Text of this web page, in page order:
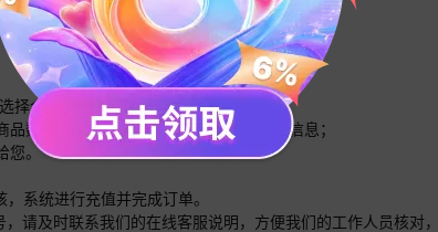
点卡的游戏内消费使用。
择合适的规格分别多次下单即可；
数量，根据提示输入您需要充值的账号信息；
您。
系统进行充值并完成订单。
请及时联系我们的在线客服说明，方便我们的工作人员核对